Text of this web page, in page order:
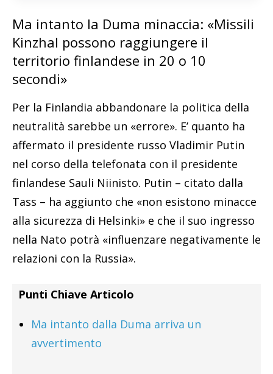
Ma intanto la Duma minaccia: «Missili
Kinzhal possono raggiungere il
territorio finlandese in 20 o 10
secondi»
Per la Finlandia abbandonare la politica della
neutralità sarebbe un «errore». E’ quanto ha
affermato il presidente russo Vladimir Putin
nel corso della telefonata con il presidente
finlandese Sauli Niinisto. Putin – citato dalla
Tass – ha aggiunto che «non esistono minacce
alla sicurezza di Helsinki» e che il suo ingresso
nella Nato potrà «influenzare negativamente le
relazioni con la Russia».
Punti Chiave Articolo
Ma intanto dalla Duma arriva un
avvertimento